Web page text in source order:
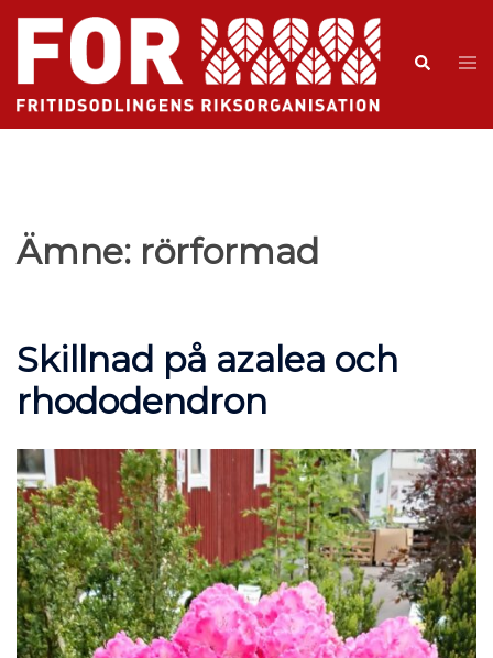
Ämne: rörformad
Skillnad på azalea och
rhododendron